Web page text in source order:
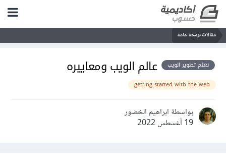
مقالات برمجة عامة
نعلم تطوير الويب عالم الويب ومعاييره
getting started with the web
بواسطة ابراهيم الخضور
19 أغسطس 2022